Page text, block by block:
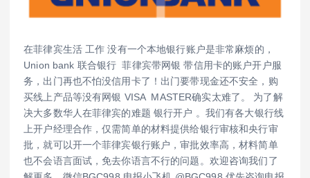
在菲律宾生活 工作 没有一个本地银行账户是非常麻烦的，
Union bank 联合银行 菲律宾带网银 带信用卡的账户开户服
务，出门再也不怕没信用卡了！出门要带现金还不安全，购
买线上产品等没有网银 VISA MASTER确实太难了。 为了解
决大多数华人在菲律宾的难题 银行开户 。我们有各大银行线
上开户经理合作，仅需简单的材料提供给银行审核和央行审
批，就可以开一个菲律宾银行账户，审批效率高，材料简单
也不会语言面试，免去你语言不行的问题。欢迎咨询我们了